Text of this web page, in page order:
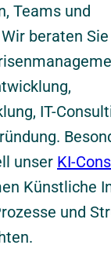
Teams und
beraten
IT-
unser KI-
Künstliche
und